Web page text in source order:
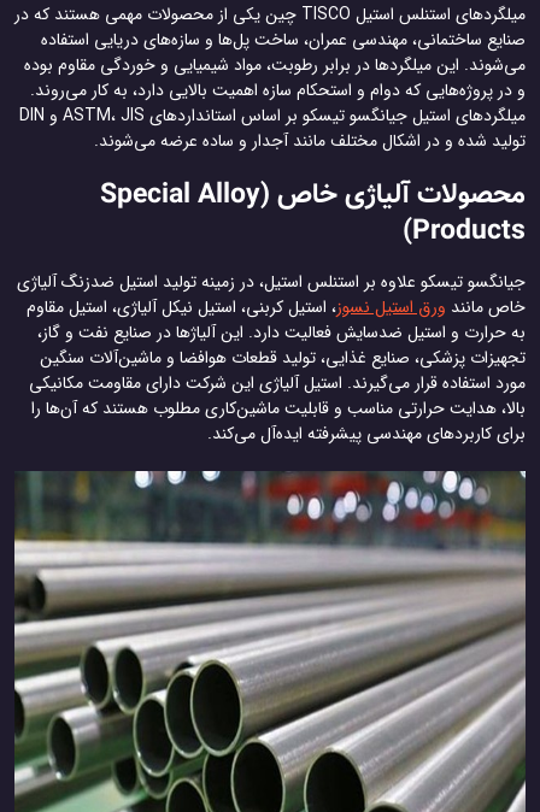
میلگردهای استنلس استیل TISCO چین یکی از محصولات مهمی هستند که در
صنایع ساختمانی، مهندسی عمران، ساخت پل‌ها و سازه‌های دریایی استفاده
می‌شوند. این میلگردها در برابر رطوبت، مواد شیمیایی و خوردگی مقاوم بوده
و در پروژه‌هایی که دوام و استحکام سازه اهمیت بالایی دارد، به کار می‌روند.
میلگردهای استیل جیانگسو تیسکو بر اساس استانداردهای ASTM، JIS و DIN
تولید شده و در اشکال مختلف مانند آجدار و ساده عرضه می‌شوند.
محصولات آلیاژی خاص (Special Alloy
Products)
جیانگسو تیسکو علاوه بر استنلس استیل، در زمینه تولید استیل ضدزنگ آلیاژی
خاص مانند ورق استیل نسوز، استیل کربنی، استیل نیکل آلیاژی، استیل مقاوم
به حرارت و استیل ضدسایش فعالیت دارد. این آلیاژها در صنایع نفت و گاز،
تجهیزات پزشکی، صنایع غذایی، تولید قطعات هوافضا و ماشین‌آلات سنگین
مورد استفاده قرار می‌گیرند. استیل آلیاژی این شرکت دارای مقاومت مکانیکی
بالا، هدایت حرارتی مناسب و قابلیت ماشین‌کاری مطلوب هستند که آن‌ها را
برای کاربردهای مهندسی پیشرفته ایده‌آل می‌کند.